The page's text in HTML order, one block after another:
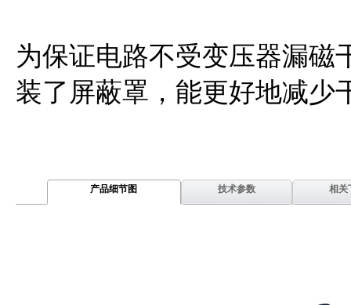
为保证电路不受变压器漏磁
装了屏蔽罩，能更好地减少
产品细节图 技术参数 相关